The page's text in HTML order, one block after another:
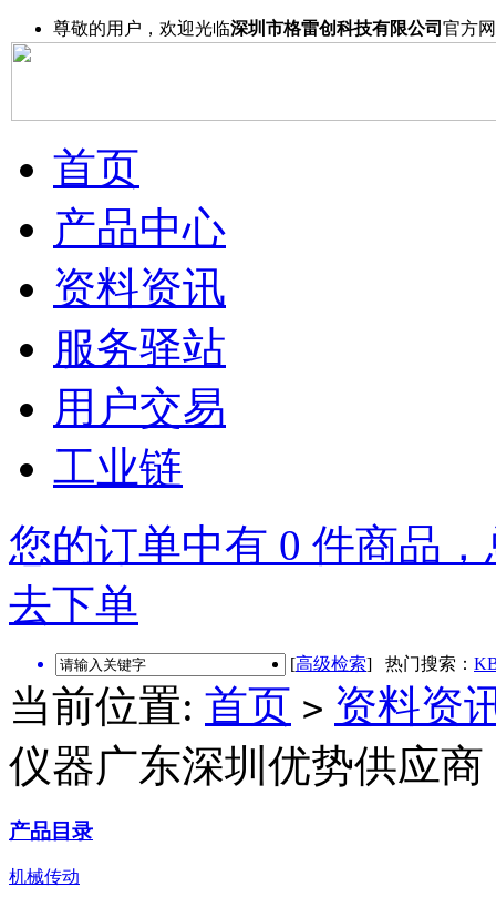
尊敬的用户，欢迎光临深圳市格雷创科技有限公司 官方
首页
产品中心
资料资讯
服务驿站
用户交易
工业链
您的订单中有 0 件商品
去下单
[高级检索] 热门搜索：
当前位置: 首页 > 资料资
仪器广东深圳优势供应商
产品目录
机械传动